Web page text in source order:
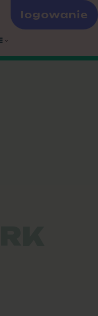
logowanie